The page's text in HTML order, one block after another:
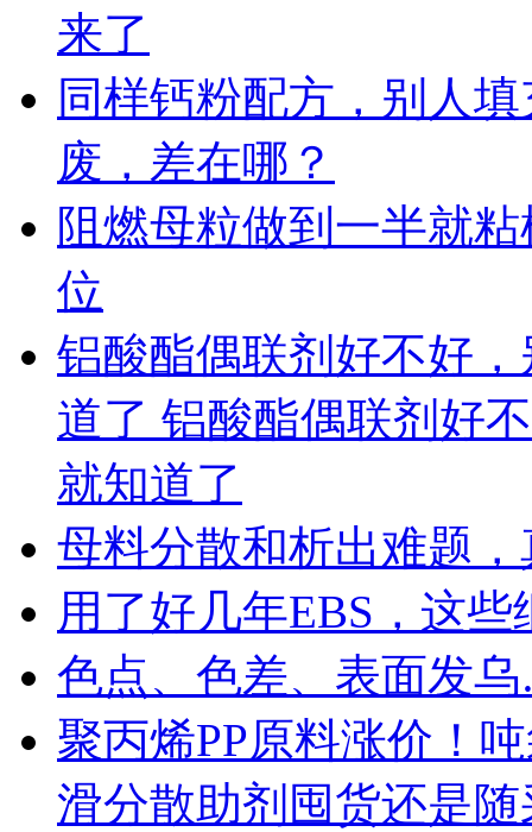
来了
同样钙粉配方，别人
废，差在哪？
阻燃母粒做到一半就
位
铝酸酯偶联剂好不好
道了 铝酸酯偶联剂好
就知道了
母料分散和析出难题
用了好几年EBS，这
色点、色差、表面发
聚丙烯PP原料涨价！
滑分散助剂囤货还是随